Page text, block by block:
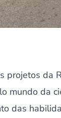
projetos da
mundo da
das